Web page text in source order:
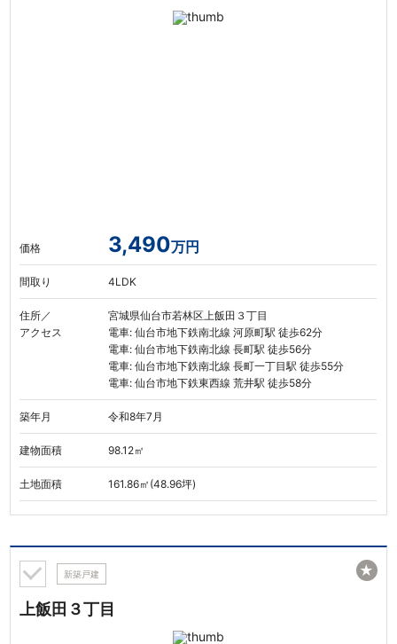
価格 3,490万円
間取り 4LDK
住所／
アクセス
宮城県仙台市若林区上飯田３丁目
電車: 仙台市地下鉄南北線 河原町駅 徒歩62分
電車: 仙台市地下鉄南北線 長町駅 徒歩56分
電車: 仙台市地下鉄南北線 長町一丁目駅 徒歩55分
電車: 仙台市地下鉄東西線 荒井駅 徒歩58分
築年月 令和8年7月
建物面積 98.12㎡
土地面積 161.86㎡(48.96坪)
新築戸建
上飯田３丁目
★